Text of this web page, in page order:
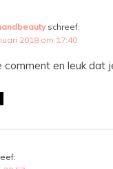
schreef:
2018 om 17:40
comment en leuk dat